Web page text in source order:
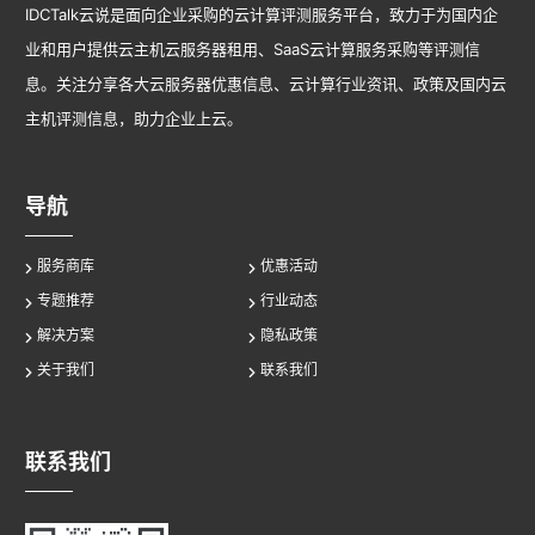
IDCTalk云说是面向企业采购的云计算评测服务平台，致力于为国内企
业和用户提供云主机云服务器租用、SaaS云计算服务采购等评测信
息。关注分享各大云服务器优惠信息、云计算行业资讯、政策及国内云
主机评测信息，助力企业上云。
导航
服务商库
优惠活动
专题推荐
行业动态
解决方案
隐私政策
关于我们
联系我们
联系我们